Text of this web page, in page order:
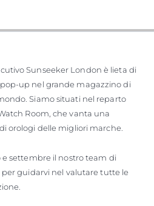
Sunseeker London è lieta di
up nel grande magazzino di
Siamo situati nel reparto
Room, che vanta una
orologi delle migliori marche.
settembre il nostro team di
per guidarvi nel valutare tutte le